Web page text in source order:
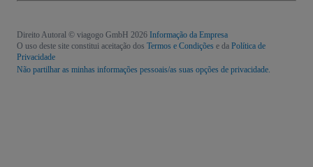
Direito Autoral © viagogo GmbH 2026 Informação da Empresa
O uso deste site constitui aceitação dos Termos e Condições e da Política de
Privacidade
Não partilhar as minhas informações pessoais/as suas opções de privacidade.